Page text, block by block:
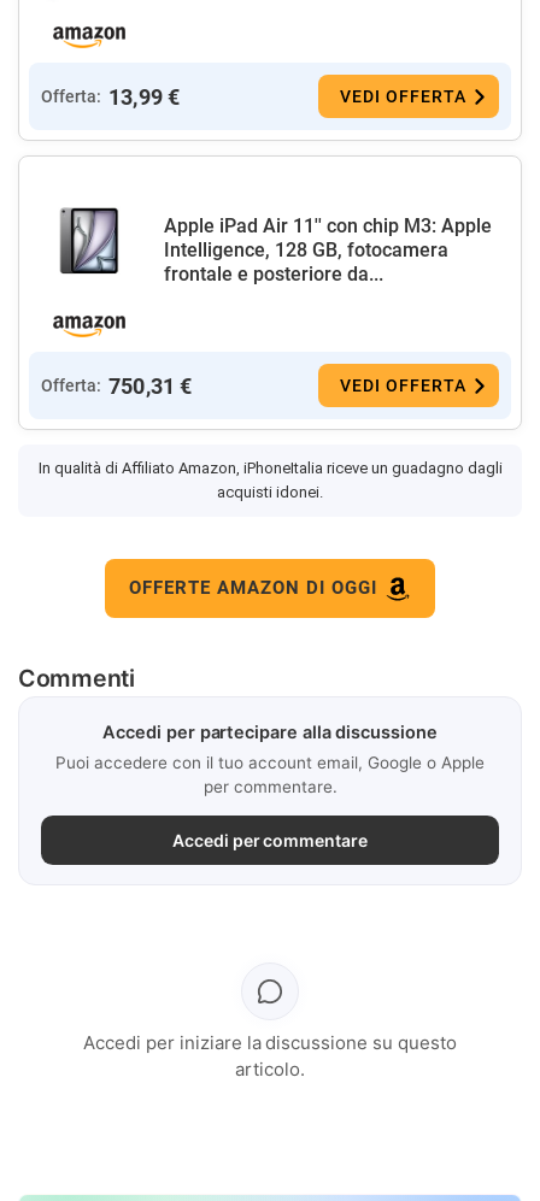
Offerta: 13,99 € VEDI OFFERTA
Apple iPad Air 11'' con chip M3: Apple
Intelligence, 128 GB, fotocamera
frontale e posteriore da...
Offerta: 750,31 € VEDI OFFERTA
In qualità di Affiliato Amazon, iPhoneItalia riceve un guadagno dagli
acquisti idonei.
OFFERTE AMAZON DI OGGI
Commenti
Accedi per partecipare alla discussione
Puoi accedere con il tuo account email, Google o Apple
per commentare.
Accedi per commentare
Accedi per iniziare la discussione su questo
articolo.